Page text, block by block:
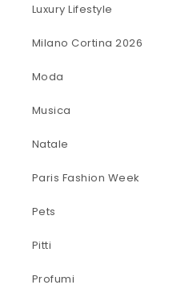
Luxury Lifestyle
Milano Cortina 2026
Moda
Musica
Natale
Paris Fashion Week
Pets
Pitti
Profumi